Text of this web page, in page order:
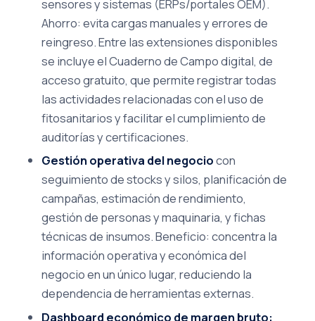
sensores y sistemas (ERPs/portales OEM).
Ahorro: evita cargas manuales y errores de
reingreso. Entre las extensiones disponibles
se incluye el Cuaderno de Campo digital, de
acceso gratuito, que permite registrar todas
las actividades relacionadas con el uso de
fitosanitarios y facilitar el cumplimiento de
auditorías y certificaciones.
Gestión operativa del negociocon
seguimiento de stocks y silos, planificación de
campañas, estimación de rendimiento,
gestión de personas y maquinaria, y fichas
técnicas de insumos. Beneficio: concentra la
información operativa y económica del
negocio en un único lugar, reduciendo la
dependencia de herramientas externas.
Dashboard económico de margen bruto: